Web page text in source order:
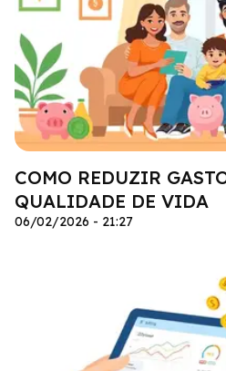
COMO REDUZIR
QUALIDADE DE VIDA
06/02/2026 - 21:27